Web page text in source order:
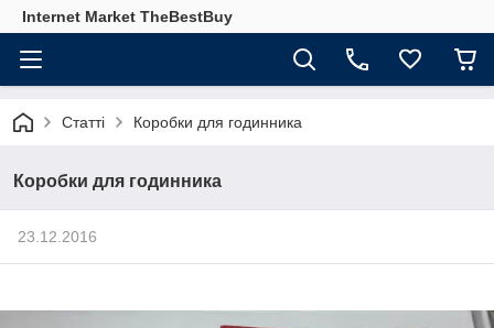
Internet Market TheBestBuy
Статті Коробки для годинника
Коробки для годинника
23.12.2016